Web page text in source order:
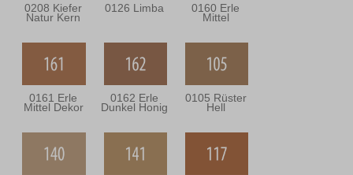
0208 Kiefer
Natur Kern
0126 Limba 0160 Erle
Mittel
0161 Erle
Mittel Dekor
0162 Erle
Dunkel Honig
0105 Rüster
Hell